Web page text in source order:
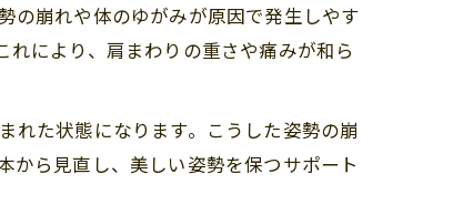
の崩れや体のゆがみが原因で発生しやす
により、肩まわりの重さや痛みが和ら
れた状態になります。こうした姿勢の崩
から見直し、美しい姿勢を保つサポート